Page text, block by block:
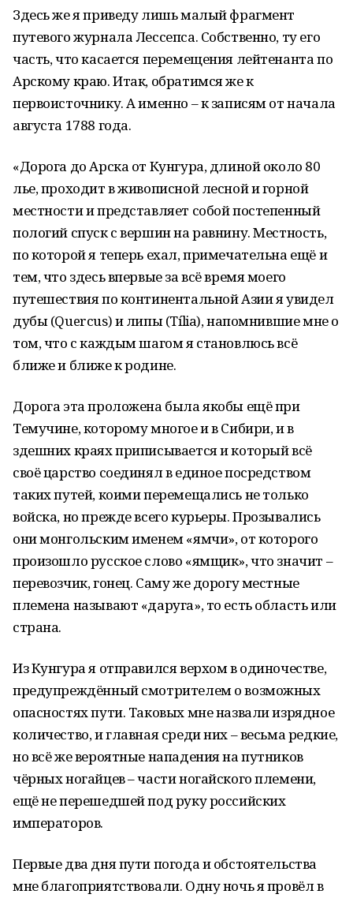
Здесь же я приведу лишь малый фрагмент
путевого журнала Лессепса. Собственно, ту его
часть, что касается перемещения лейтенанта по
Арскому краю. Итак, обратимся же к
первоисточнику. А именно – к записям от начала
августа 1788 года.
«Дорога до Арска от Кунгура, длиной около 80
лье, проходит в живописной лесной и горной
местности и представляет собой постепенный
пологий спуск с вершин на равнину. Местность,
по которой я теперь ехал, примечательна ещё и
тем, что здесь впервые за всё время моего
путешествия по континентальной Азии я увидел
дубы (Quercus) и липы (Tília), напомнившие мне о
том, что с каждым шагом я становлюсь всё
ближе и ближе к родине.
Дорога эта проложена была якобы ещё при
Темучине, которому многое и в Сибири, и в
здешних краях приписывается и который всё
своё царство соединял в единое посредством
таких путей, коими перемещались не только
войска, но прежде всего курьеры. Прозывались
они монгольским именем «ямчи», от которого
произошло русское слово «ямщик», что значит –
перевозчик, гонец. Саму же дорогу местные
племена называют «даруга», то есть область или
страна.
Из Кунгура я отправился верхом в одиночестве,
предупреждённый смотрителем о возможных
опасностях пути. Таковых мне назвали изрядное
количество, и главная среди них – весьма редкие,
но всё же вероятные нападения на путников
чёрных ногайцев – части ногайского племени,
ещё не перешедшей под руку российских
императоров.
Первые два дня пути погода и обстоятельства
мне благоприятствовали. Одну ночь я провёл в